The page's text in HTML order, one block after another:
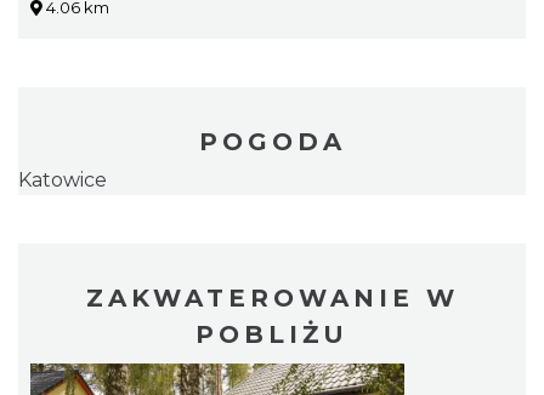
4.06 km
POGODA
Katowice
ZAKWATEROWANIE W
POBLIŻU